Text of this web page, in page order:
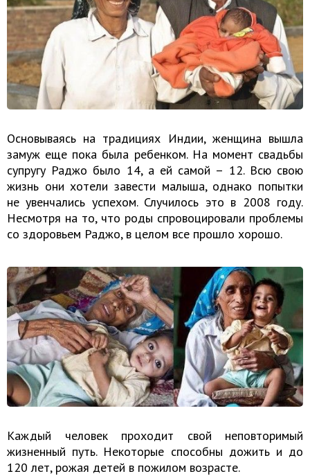
Основываясь на традициях Индии, женщина вышла
замуж еще пока была ребенком. На момент свадьбы
супругу Раджо было 14, а ей самой – 12. Всю свою
жизнь они хотели завести малыша, однако попытки
не увенчались успехом. Случилось это в 2008 году.
Несмотря на то, что роды спровоцировали проблемы
со здоровьем Раджо, в целом все прошло хорошо.
Каждый человек проходит свой неповторимый
жизненный путь. Некоторые способны дожить и до
120 лет, рожая детей в пожилом возрасте.